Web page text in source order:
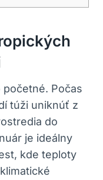
Počas
túži uniknúť z
do
je ideálny
kde teploty